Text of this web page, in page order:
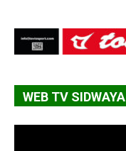
WEB TV SIDWAYA